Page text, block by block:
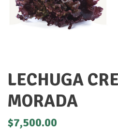
LECHUGA
MORADA
$7,500.00